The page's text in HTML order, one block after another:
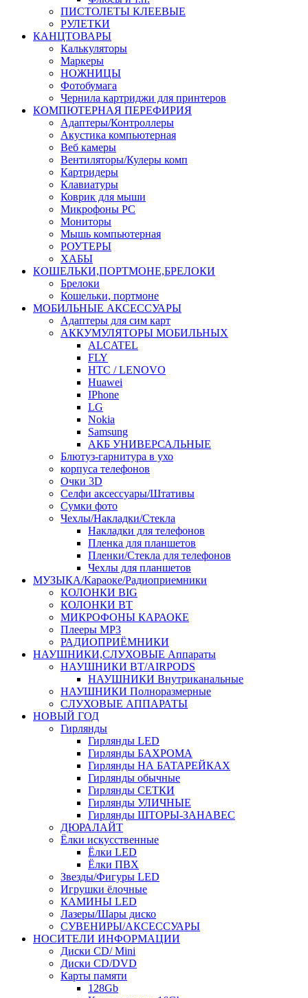
ПИСТОЛЕТЫ КЛЕЕВЫЕ
РУЛЕТКИ
КАНЦТОВАРЫ
Калькуляторы
Маркеры
НОЖНИЦЫ
Фотобумага
Чернила картриджи для принтеров
КОМПЮТЕРНАЯ ПЕРЕФИРИЯ
Адаптеры/Контроллеры
Акустика компьютерная
Веб камеры
Вентиляторы/Кулеры комп
Картридеры
Клавиатуры
Коврик для мыши
Микрофоны PC
Мониторы
Мышь компьютерная
РОУТЕРЫ
ХАБЫ
КОШЕЛЬКИ,ПОРТМОНЕ,БРЕЛОКИ
Брелоки
Кошельки, портмоне
МОБИЛЬНЫЕ АКСЕССУАРЫ
Адаптеры для сим карт
АККУМУЛЯТОРЫ МОБИЛЬНЫХ
ALCATEL
FLY
HTC / LENOVO
Huawei
IPhone
LG
Nokia
Samsung
АКБ УНИВЕРСАЛЬНЫЕ
Блютуз-гарнитура в ухо
корпуса телефонов
Очки 3D
Селфи аксессуары/Штативы
Сумки фото
Чехлы/Накладки/Стекла
Накладки для телефонов
Пленка для планшетов
Пленки/Стекла для телефонов
Чехлы для планшетов
МУЗЫКА/Караоке/Радиоприемники
КОЛОНКИ BIG
КОЛОНКИ BT
МИКРОФОНЫ КАРАОКЕ
Плееры MP3
РАДИОПРИЁМНИКИ
НАУШНИКИ,СЛУХОВЫЕ Аппараты
НАУШНИКИ BT/AIRPODS
НАУШНИКИ Внутриканальные
НАУШНИКИ Полноразмерные
СЛУХОВЫЕ АППАРАТЫ
НОВЫЙ ГОД
Гирлянды
Гирлянды LED
Гирлянды БАХРОМА
Гирлянды НА БАТАРЕЙКАХ
Гирлянды обычные
Гирлянды СЕТКИ
Гирлянды УЛИЧНЫЕ
Гирлянды ШТОРЫ-ЗАНАВЕС
ДЮРАЛАЙТ
Ёлки искусственные
Ёлки LED
Ёлки ПВХ
Звезды/Фигуры LED
Игрушки ёлочные
КАМИНЫ LED
Лазеры/Шары диско
СУВЕНИРЫ/АКСЕССУАРЫ
НОСИТЕЛИ ИНФОРМАЦИИ
Диски CD/ Mini
Диски CD/DVD
Карты памяти
128Gb